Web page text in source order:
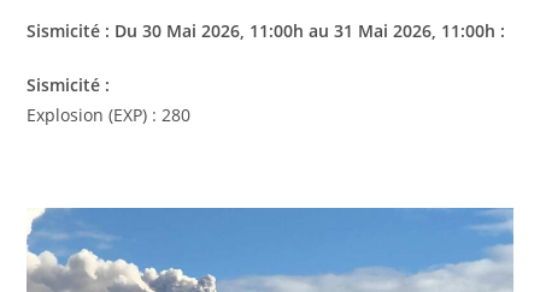
Sismicité : Du 30 Mai 2026, 11:00h au 31 Mai 2026, 11:00h :
Sismicité :
Explosion (EXP) : 280